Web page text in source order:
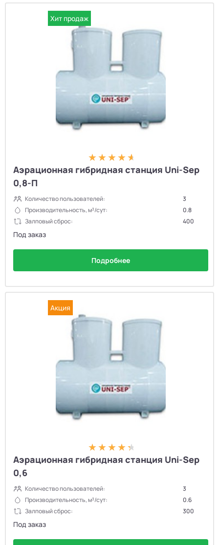
Хит продаж
Аэрационная гибридная станция Uni-Sep
0,8-П
Количество пользователей:
3
Производительность, м³/сут:
0.8
Залповый сброс:
400
Под заказ
Подробнее
Акция
Аэрационная гибридная станция Uni-Sep
0,6
Количество пользователей:
3
Производительность, м³/сут:
0.6
Залповый сброс:
300
Под заказ